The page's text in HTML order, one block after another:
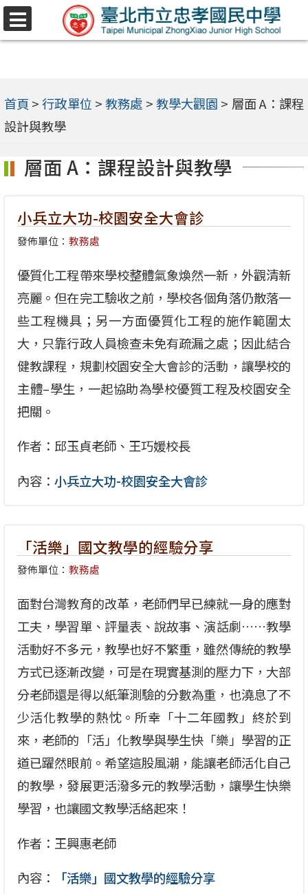
跳
至
內
容
選
首頁 > 行政單位 >教務處 >教學大觀園 > 層面 A：課程
設計與教學
層面 A：課程設計與教學
小兵立大功-校園安全大會診
發佈單位：教務處
優質化工程帶來學校整體氣象煥然一新，外觀清新
亮麗。但在完工驗收之前，學校各個角落仍散落一
些工程機具；另一方面優質化工程的施作範圍太
大，只靠行政人員檢查未免有疏漏之處；因此結合
健教課程，規劃校園安全大會診的活動，讓學校的
主體–學生，一起協助為學校優質工程及校園安全
把關。
作者：邱玉貞老師、王巧媛校長
內容：小兵立大功-校園安全大會診
「活樂」國文教學的經驗分享
發佈單位：教務處
面對台灣教育的改革，老師們早已練就一身的應對
工夫，學習單、評量表、說故事、演話劇……教學
活動好不多元，教學也好不繁重，雖然傳統的教學
方式已逐漸改變，可是在現實基測的壓力下，大部
分老師還是得以紙筆測驗的分數為重，也澆息了不
少活化教學的熱忱。所幸「十二年國教」終於到
來，老師的「活」化教學與學生快「樂」學習的正
道已躍然眼前。希望這股風潮，能讓老師活化自己
的教學，發展更活潑多元的教學活動，讓學生快樂
學習，也讓國文教學活絡起來！
作者：王興惠老師
內容：
「活樂」國文教學的經驗分享